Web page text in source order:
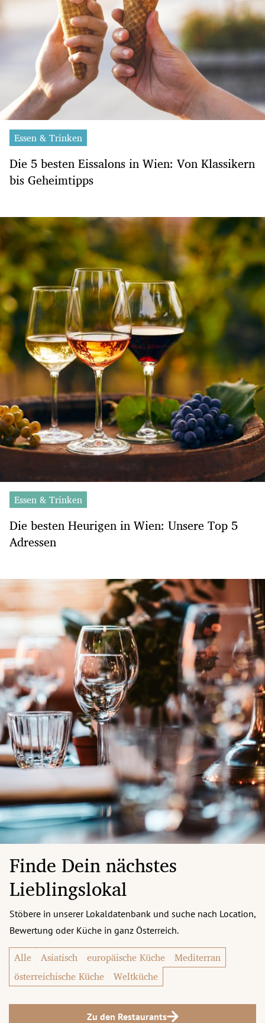
Essen & Trinken
Die 5 besten Eissalons in Wien: Von Klassikern
bis Geheimtipps
Essen & Trinken
Die besten Heurigen in Wien: Unsere Top 5
Adressen
Finde Dein nächstes
Lieblingslokal
Stöbere in unserer Lokaldatenbank und suche nach Location,
Bewertung oder Küche in ganz Österreich.
Alle Asiatisch europäische Küche
Mediterran
österreichische Küche
Weltküche
Zu den Restaurants